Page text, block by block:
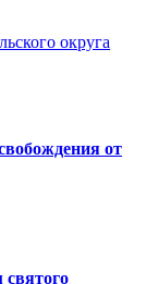
округа
от
святого